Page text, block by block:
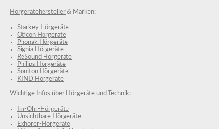
Hörgerätehersteller & Marken:
Starkey Hörgeräte
Oticon Hörgeräte
Phonak Hörgeräte
Signia Hörgeräte
ReSound Hörgeräte
Philips Hörgeräte
Soniton Hörgeräte
KIND Hörgeräte
Wichtige Infos über Hörgeräte und Technik:
Im-Ohr-Hörgeräte
Unsichtbare Hörgeräte
Exhörer-Hörgeräte